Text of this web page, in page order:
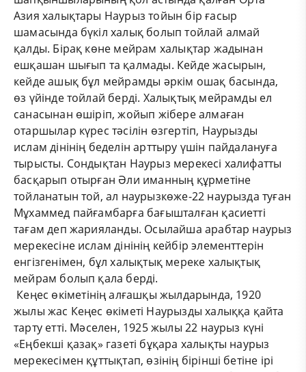
Азия халықтары Наурыз тойын бір ғасыр
шамасында бүкіл халық болып тойлай алмай
қалды. Бірақ көне мейрам халықтар жадынан
ешқашан шығып та қалмады. Кейде жасырын,
кейде ашық бұл мейрамды әркім ошақ басында,
өз үйінде тойлай берді. Халықтық мейрамды ел
санасынан өшіріп, жойып жібере алмаған
отаршылар күрес тәсілін өзгертіп, Наурызды
ислам дінінің беделін арттыру үшін пайдалануға
тырысты. Сондықтан Наурыз мерекесі халифатты
басқарып отырған Әли иманның құрметіне
тойланатын той, ал наурызкөже-22 наурызда туған
Мұхаммед пайғамбарға бағышталған қасиетті
тағам деп жарияланды. Осылайша арабтар наурыз
мерекесіне ислам дінінің кейбір элементтерін
енгізгенімен, бұл халықтық мереке халықтық
мейрам болып қала берді.
Кеңес өкіметінің алғашқы жылдарында, 1920
жылы жас Кеңес өкіметі Наурызды халыққа қайта
тарту етті. Мәселен, 1925 жылы 22 наурыз күні
«Еңбекші қазақ» газеті бұқара халықты наурыз
мерекесімен құттықтап, өзінің бірінші бетіне ірі